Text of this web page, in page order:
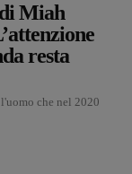
Miah
resta
che nel 2020